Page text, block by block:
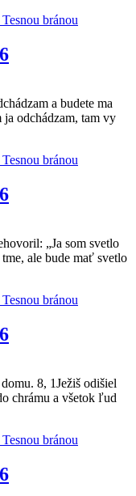
a budete ma
odchádzam, tam vy
„Ja som svetlo
ale bude mať svetlo
8, 1Ježiš odišiel
chrámu a všetok ľud